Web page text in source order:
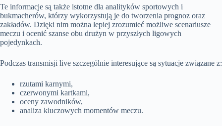
Te informacje są także istotne dla analityków sportowych i
bukmacherów, którzy wykorzystują je do tworzenia prognoz oraz
zakładów. Dzięki nim można lepiej zrozumieć możliwe scenariusze
meczu i ocenić szanse obu drużyn w przyszłych ligowych
pojedynkach.
Podczas transmisji live szczególnie interesujące są sytuacje związane z:
rzutami karnymi,
czerwonymi kartkami,
oceny zawodników,
analiza kluczowych momentów meczu.